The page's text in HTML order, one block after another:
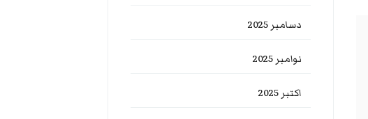
دسامبر 2025
نوامبر 2025
اکتبر 2025